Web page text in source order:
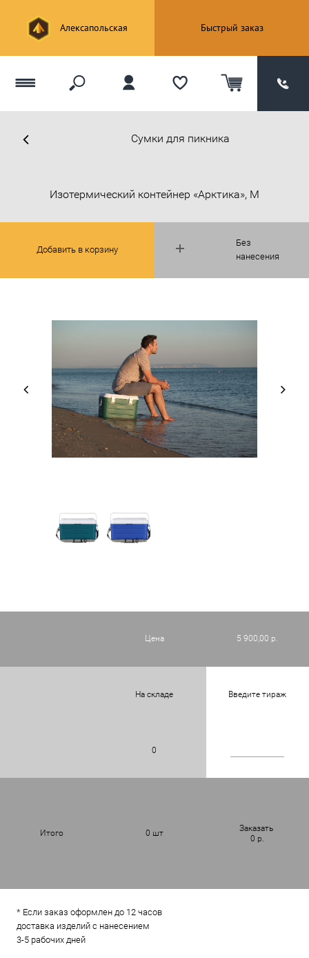
Алексапольская Быстрый заказ
Сумки для пикника
Без
нанесения
Изотермический контейнер «Арктика», M
Добавить в корзину
Цена 5 900,00 р.
На складе Введите тираж
0
Итого 0 шт
Заказать
0 р.
* Если заказ оформлен до 12 часов
доставка изделий с нанесением
3-5 рабочих дней